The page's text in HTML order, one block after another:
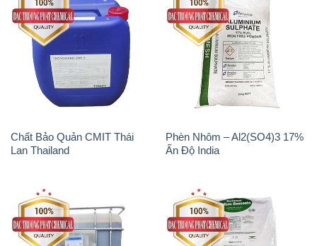
Chất Bảo Quản CMIT Thái
Lan Thailand
Phèn Nhôm – Al2(SO4)3 17%
Ấn Độ India